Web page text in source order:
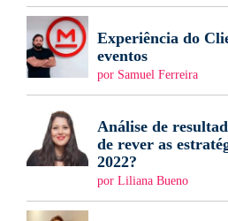
Experiência do
eventos
por Samuel Ferreira
Análise de
de rever as
2022?
por Liliana Bueno